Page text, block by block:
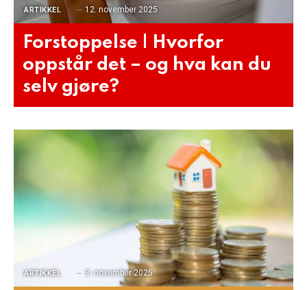
ARTIKKEL 12. november 2025
Forstoppelse | Hvorfor
oppstår det – og hva kan du
selv gjøre?
ARTIKKEL 3. november 2025